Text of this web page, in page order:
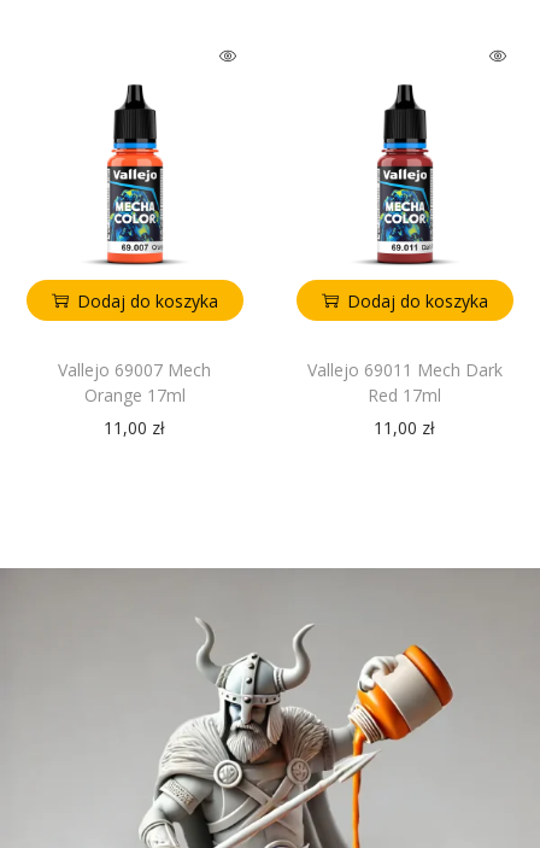
Dodaj do koszyka
Vallejo 69007 Mech
Orange 17ml
11,00 zł
Dodaj do koszyka
Vallejo 69011 Mech Dark
Red 17ml
11,00 zł